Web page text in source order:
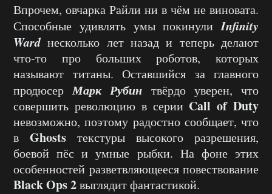
Впрочем, овчарка Райли ни в чём не виновата.
Способные удивлять умы покинулиInfinity
Wardнесколько лет назад и теперь делают
что-то про больших роботов, которых
называют титаны. Оставшийся за главного
продюсерМарк Рубин твёрдо уверен, что
совершить революцию в серии Call of Duty
невозможно, поэтому радостно сообщает, что
в Ghosts текстуры высокого разрешения,
боевой пёс и умные рыбки. На фоне этих
особенностей разветвляющееся повествование
Black Ops 2выглядит фантастикой.